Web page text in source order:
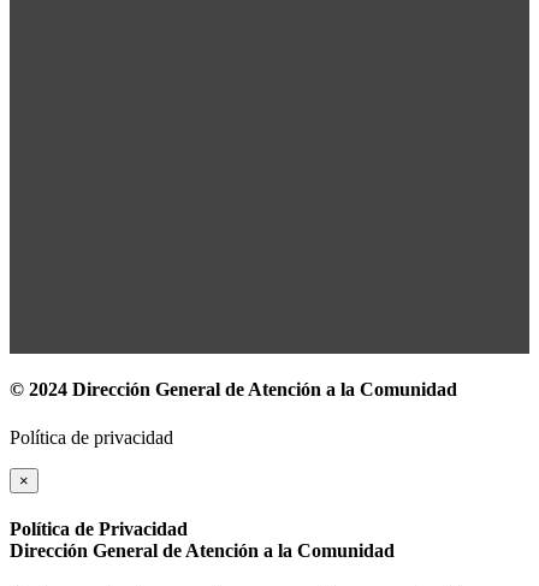
© 2024 Dirección General de Atención a la Comunidad
Política de privacidad
×
Política de Privacidad
Dirección General de Atención a la Comunidad